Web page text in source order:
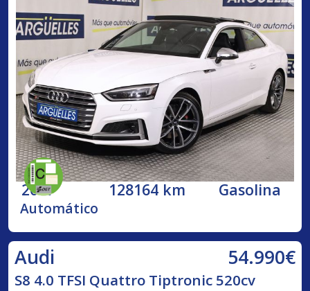
2017 128164 km Gasolina
Automático
Audi 54.990€
S8 4.0 TFSI Quattro Tiptronic 520cv